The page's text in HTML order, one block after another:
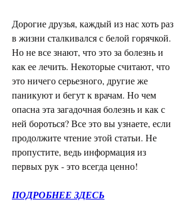
Дорогие друзья, каждый из нас хоть раз
в жизни сталкивался с белой горячкой.
Но не все знают, что это за болезнь и
как ее лечить. Некоторые считают, что
это ничего серьезного, другие же
паникуют и бегут к врачам. Но чем
опасна эта загадочная болезнь и как с
ней бороться? Все это вы узнаете, если
продолжите чтение этой статьи. Не
пропустите, ведь информация из
первых рук - это всегда ценно!
ПОДРОБНЕЕ ЗДЕСЬ